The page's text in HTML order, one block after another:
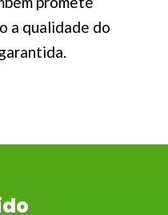
a qualidade do